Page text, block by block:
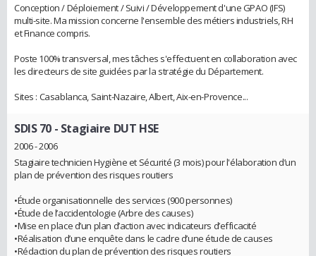
Conception / Déploiement / Suivi / Développement d'une GPAO (IFS)
multi-site. Ma mission concerne l'ensemble des métiers industriels, RH
et Finance compris.
Poste 100% transversal, mes tâches s'effectuent en collaboration avec
les directeurs de site guidées par la stratégie du Département.
Sites : Casablanca, Saint-Nazaire, Albert, Aix-en-Provence...
SDIS 70 - Stagiaire DUT HSE
2006 - 2006
Stagiaire technicien Hygiène et Sécurité (3 mois) pour l'élaboration d’un
plan de prévention des risques routiers
•Étude organisationnelle des services (900 personnes)
•Étude de l’accidentologie (Arbre des causes)
•Mise en place d’un plan d’action avec indicateurs d’efficacité
•Réalisation d’une enquête dans le cadre d’une étude de causes
•Rédaction du plan de prévention des risques routiers